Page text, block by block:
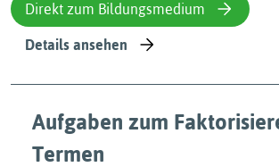
Direkt zum Bildungsmedium
Details ansehen
Aufgaben zum
Termen